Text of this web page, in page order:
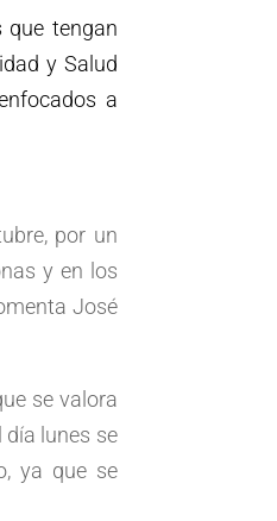
que tengan
y Salud
a
por un
y en los
José
se valora
día lunes se
ya que se